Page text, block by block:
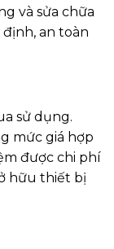
và sửa chữa
an toàn
sử dụng.
mức giá hợp
được chi phí
hữu thiết bị